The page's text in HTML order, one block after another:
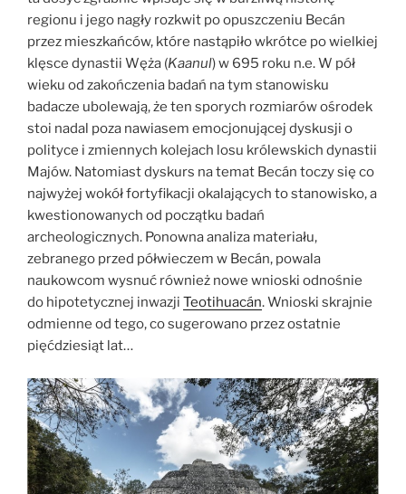
regionu i jego nagły rozkwit po opuszczeniu Becán
przez mieszkańców, które nastąpiło wkrótce po wielkiej
klęsce dynastii Węża (Kaanul) w 695 roku n.e. W pół
wieku od zakończenia badań na tym stanowisku
badacze ubolewają, że ten sporych rozmiarów ośrodek
stoi nadal poza nawiasem emocjonującej dyskusji o
polityce i zmiennych kolejach losu królewskich dynastii
Majów. Natomiast dyskurs na temat Becán toczy się co
najwyżej wokół fortyfikacji okalających to stanowisko, a
kwestionowanych od początku badań
archeologicznych. Ponowna analiza materiału,
zebranego przed półwieczem w Becán, powala
naukowcom wysnuć również nowe wnioski odnośnie
do hipotetycznej inwazji Teotihuacán. Wnioski skrajnie
odmienne od tego, co sugerowano przez ostatnie
pięćdziesiąt lat…